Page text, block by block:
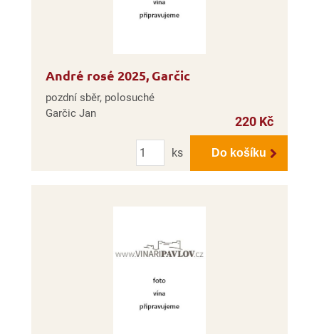
André rosé 2025, Garčic
pozdní sběr, polosuché
Garčic Jan
220 Kč
Počet
ks
Do košíku